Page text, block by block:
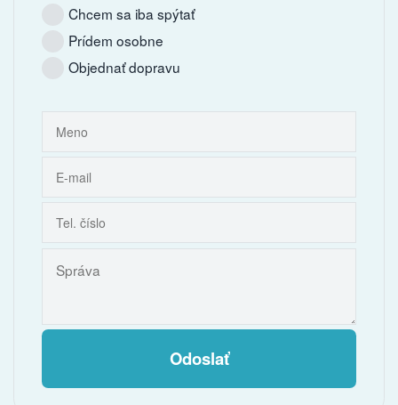
Chcem sa iba spýtať
Prídem osobne
Objednať dopravu
Odoslať